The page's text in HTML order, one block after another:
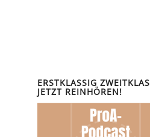
ERSTKLASSIG
JETZT REINHÖREN!